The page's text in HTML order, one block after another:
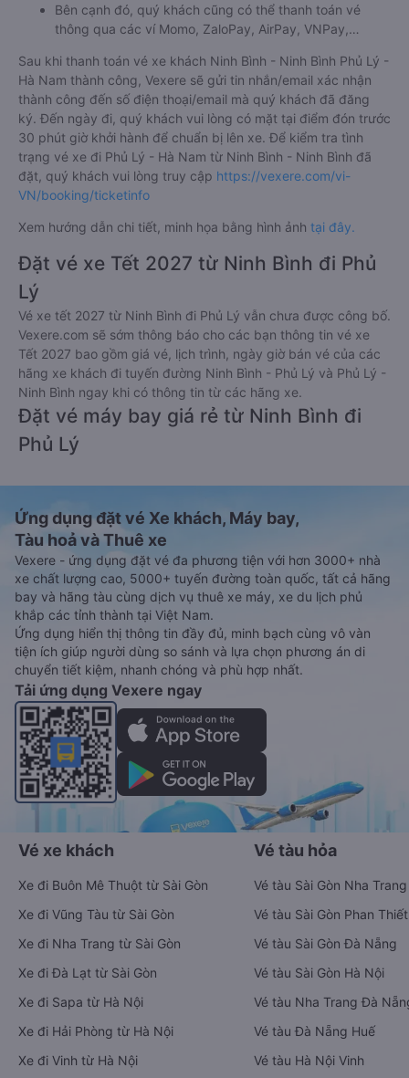
Bên cạnh đó, quý khách cũng có thể thanh toán vé
thông qua các ví Momo, ZaloPay, AirPay, VNPay,…
Sau khi thanh toán vé xe khách Ninh Bình - Ninh Bình Phủ Lý -
Hà Nam thành công, Vexere sẽ gửi tin nhắn/email xác nhận
thành công đến số điện thoại/email mà quý khách đã đăng
ký. Đến ngày đi, quý khách vui lòng có mặt tại điểm đón trước
30 phút giờ khởi hành để chuẩn bị lên xe. Để kiểm tra tình
trạng vé xe đi Phủ Lý - Hà Nam từ Ninh Bình - Ninh Bình đã
đặt, quý khách vui lòng truy cập https://vexere.com/vi-
VN/booking/ticketinfo
Xem hướng dẫn chi tiết, minh họa bằng hình ảnh tại đây.
Đặt vé xe Tết 2027 từ Ninh Bình đi Phủ
Lý
Vé xe tết 2027 từ Ninh Bình đi Phủ Lý vẫn chưa được công bố.
Vexere.com sẽ sớm thông báo cho các bạn thông tin vé xe
Tết 2027 bao gồm giá vé, lịch trình, ngày giờ bán vé của các
hãng xe khách đi tuyến đường Ninh Bình - Phủ Lý và Phủ Lý -
Ninh Bình ngay khi có thông tin từ các hãng xe.
Đặt vé máy bay giá rẻ từ Ninh Bình đi
Phủ Lý
Ứng dụng đặt vé Xe khách, Máy bay,
Tàu hoả và Thuê xe
Vexere - ứng dụng đặt vé đa phương tiện với hơn 3000+ nhà
xe chất lượng cao, 5000+ tuyến đường toàn quốc, tất cả hãng
bay và hãng tàu cùng dịch vụ thuê xe máy, xe du lịch phủ
khắp các tỉnh thành tại Việt Nam.
Ứng dụng hiển thị thông tin đầy đủ, minh bạch cùng vô vàn
tiện ích giúp người dùng so sánh và lựa chọn phương án di
chuyển tiết kiệm, nhanh chóng và phù hợp nhất.
Tải ứng dụng Vexere ngay
Vé xe khách
Xe đi Buôn Mê Thuột từ Sài Gòn
Xe đi Vũng Tàu từ Sài Gòn
Xe đi Nha Trang từ Sài Gòn
Xe đi Đà Lạt từ Sài Gòn
Xe đi Sapa từ Hà Nội
Xe đi Hải Phòng từ Hà Nội
Xe đi Vinh từ Hà Nội
Vé tàu hỏa
Vé tàu Sài Gòn Nha Trang
Vé tàu Sài Gòn Phan Thiết
Vé tàu Sài Gòn Đà Nẵng
Vé tàu Sài Gòn Hà Nội
Vé tàu Nha Trang Đà
Vé tàu Đà Nẵng Huế
Vé tàu Hà Nội Vinh